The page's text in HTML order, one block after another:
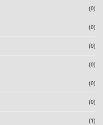
(0)
(0)
(0)
(0)
(0)
(0)
(1)